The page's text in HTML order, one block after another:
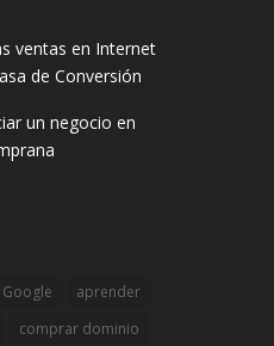
ventas en Internet
de Conversión
un negocio en
aprender
comprar dominio